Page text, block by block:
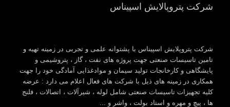
شرکت پتروپالایش اسپیناس
شرکت پتروپلایش اسپیناس با پشتوانه علمی و تجربی در زمینه تهیه و
تامین تاسیسات صنعتی جهت پروژه های نفت ، گاز ، پتروشیمی و
پایشگاهی و کارخانجات تولید سیمان و موادغذایی آمادگی خود را جهت
همکاری در زمینه های ذیل با شرکت های فعال اعلام می دارد : عرضه
کلیه تجهیزات تاسیسات صنعتی شامل لوله ، شیرآلات ، اتصالات ، فلنج
ها ، پیچ و مهره و استاد بولت ، واشر و ...